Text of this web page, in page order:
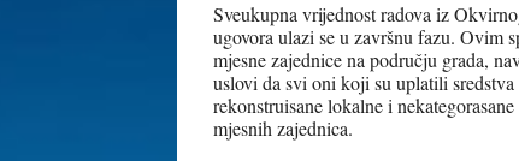
Sveukupna vrijednost radova iz
ugovora ulazi se u završnu fazu. Ovim
mjesne zajednice na području grada,
uslovi da svi oni koji su uplatili
rekonstruisane lokalne i
mjesnih zajednica.